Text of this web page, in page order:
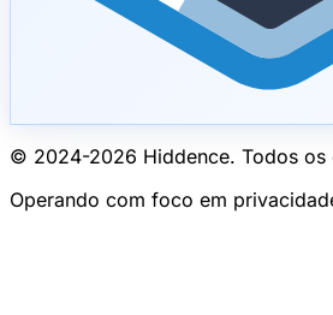
© 2024-2026 Hiddence. Todos os
Operando com foco em